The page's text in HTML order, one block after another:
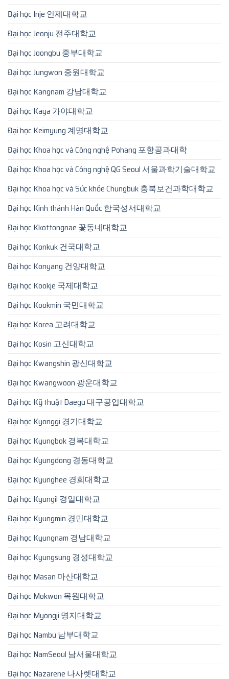
Đại học Inje 인제대학교
Đại học Jeonju 전주대학교
Đại học Joongbu 중부대학교
Đại học Jungwon 중원대학교
Đại học Kangnam 강남대학교
Đại học Kaya 가야대학교
Đại học Keimyung 계명대학교
Đại học Khoa học và Công nghệ Pohang 포항공과대학
Đại học Khoa học và Công nghệ QG Seoul 서울과학기술대학교
Đại học Khoa học và Sức khỏe Chungbuk 충북보건과학대학교
Đại học Kinh thánh Hàn Quốc 한국성서대학교
Đại học Kkottongnae 꽃동네대학교
Đại học Konkuk 건국대학교
Đại học Konyang 건양대학교
Đại học Kookje 국제대학교
Đại học Kookmin 국민대학교
Đại học Korea 고려대학교
Đại học Kosin 고신대학교
Đại học Kwangshin 광신대학교
Đại học Kwangwoon 광운대학교
Đại học Kỹ thuật Daegu 대구공업대학교
Đại học Kyonggi 경기대학교
Đại học Kyungbok 경복대학교
Đại học Kyungdong 경동대학교
Đại học Kyunghee 경희대학교
Đại học Kyungil 경일대학교
Đại học Kyungmin 경민대학교
Đại học Kyungnam 경남대학교
Đại học Kyungsung 경성대학교
Đại học Masan 마산대학교
Đại học Mokwon 목원대학교
Đại học Myongji 명지대학교
Đại học Nambu 남부대학교
Đại học NamSeoul 남서울대학교
Đại học Nazarene 나사렛대학교